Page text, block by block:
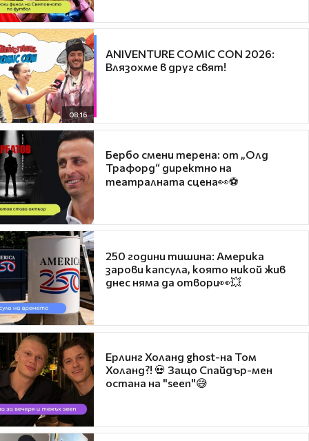
08:16
ANIVENTURE COMIC CON 2026:
Влязохме в друг свят!
Бербо смени терена: от „Олд
Трафорд“ директно на
театралната сцена👀⚽
250 години тишина: Америка
зарови капсула, която никой жив
днес няма да отвори👀💥
Ерлинг Холанд ghost-на Том
Холанд?! 💀 Защо Спайдър-мен
остана на "seen"😅